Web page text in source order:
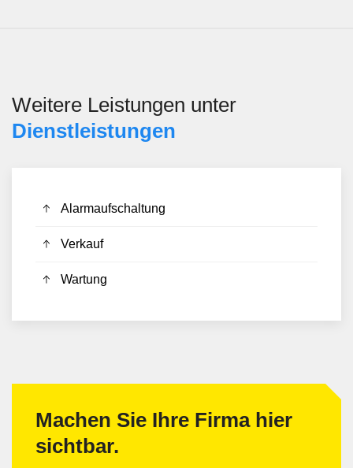
Weitere Leistungen unter
Dienstleistungen
Alarmaufschaltung
Verkauf
Wartung
Machen Sie Ihre Firma hier
sichtbar.